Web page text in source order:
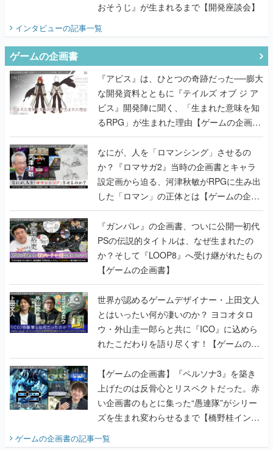
おそうじ』が生まれるまで【開発座談会】
インタビューの記事一覧
ゲームの企画書
『アビス』は、ひとつの奇跡だった──膨大
な開発資料とともに『テイルズ オブ ジ ア
ビス』開発陣に聞く、「生まれた意味を知
るRPG」が生まれた理由【ゲームの企画
書】
なにが、人を「ロマンシング」させるの
か？『ロマサガ2』当時の企画書とキャラ
設定画から迫る、河津秋敏がRPGに生み出
した「ロマン」の正体とは【ゲームの企画
書】
『ガンパレ』の企画書、ついに公開━初代
PSの伝説的タイトルは、なぜ生まれたの
か？そして『LOOP8』へ受け継がれたもの
【ゲームの企画書】
世界が認めるゲームデザイナー・上田文人
とはいったい何が凄いのか？ ヨコオタロ
ウ・外山圭一郎らと共に『ICO』に込めら
れたこだわりを語り尽くす！【ゲームの企
画書】
【ゲームの企画書】『ペルソナ3』を築き
上げたのは反骨心とリスペクトだった。赤
い企画書のもとに集った“愚連隊”がシリー
ズを生まれ変わらせるまで【橋野桂インタ
ビュー】
ゲームの企画書の記事一覧